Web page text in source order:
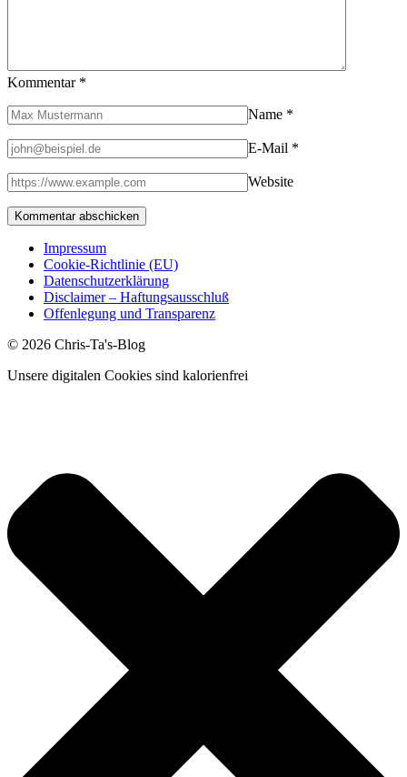
Kommentar *
Name *
E-Mail *
Website
Impressum
Cookie-Richtlinie (EU)
Datenschutzerklärung
Disclaimer – Haftungsausschluß
Offenlegung und Transparenz
© 2026 Chris-Ta's-Blog
Unsere digitalen Cookies sind kalorienfrei